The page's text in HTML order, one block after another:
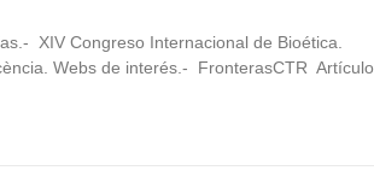
XIV Congreso Internacional de Bioética.
Webs de interés.- FronterasCTR Artículo